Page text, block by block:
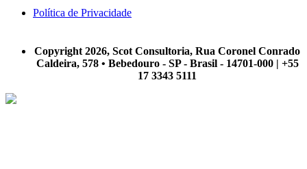
Política de Privacidade
Copyright 2026, Scot Consultoria, Rua Coronel Conrado
Caldeira, 578 • Bebedouro - SP - Brasil - 14701-000 | +55
17 3343 5111